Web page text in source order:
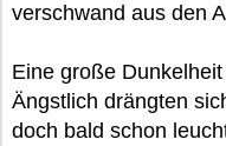
verschwand aus den
Eine große
Ängstlich drängten
doch bald schon